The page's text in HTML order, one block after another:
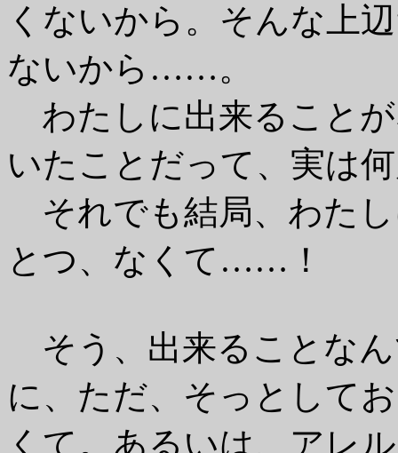
くないから。そんな上
ないから……。
わたしに出来ること
いたことだって、実は
それでも結局、わた
とつ、なくて……！
そう、出来ることな
に、ただ、そっとして
くて。あるいは、アレ